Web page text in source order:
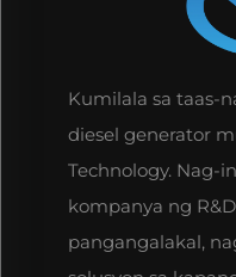
Kumilala sa taas-
diesel generator
Technology. Nag-
kompanya ng
pangangalakal,